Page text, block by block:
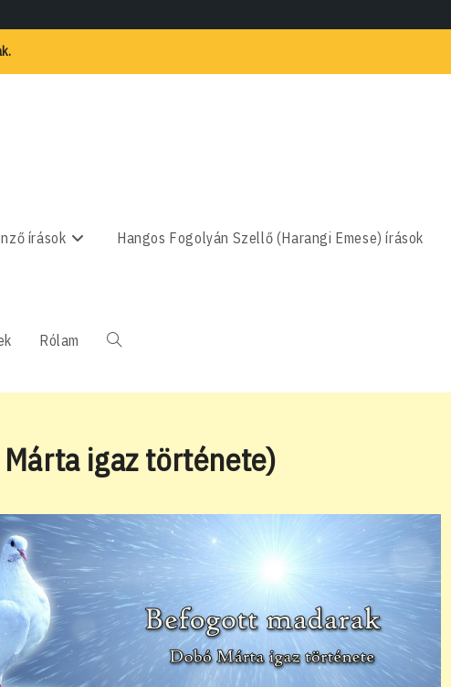
írások Hangos Fogolyán Szellő (Harangi Emese) írások
Rólam Toggle
search
igaz története)